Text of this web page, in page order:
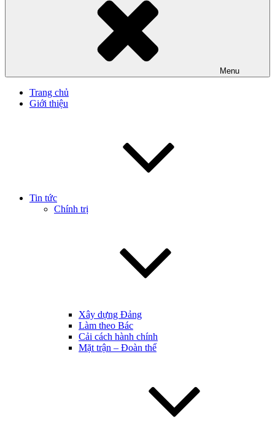
Menu
Trang chủ
Giới thiệu
Tin tức
Chính trị
Xây dựng Đảng
Làm theo Bác
Cải cách hành chính
Mặt trận – Đoàn thể